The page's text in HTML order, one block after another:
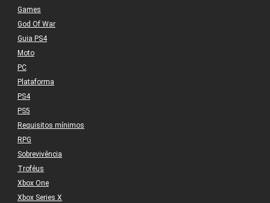
Games
God Of War
Guia PS4
Moto
PC
Plataforma
PS4
PS5
Requisitos mínimos
RPG
Sobrevivência
Troféus
Xbox One
Xbox Series X